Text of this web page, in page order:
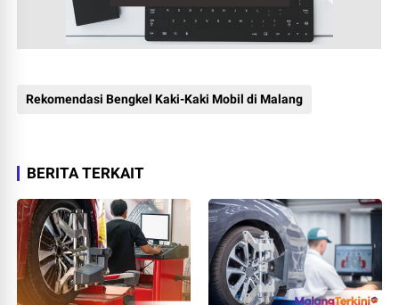
Rekomendasi Bengkel Kaki-Kaki Mobil di Malang
BERITA TERKAIT